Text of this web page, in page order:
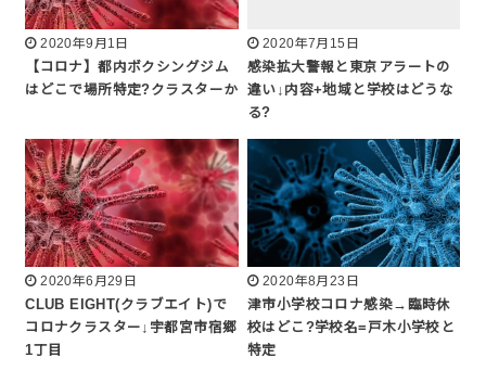
2020年9月1日
【コロナ】都内ボクシングジム
はどこで場所特定?クラスターか
2020年7月15日
感染拡大警報と東京アラートの
違い↓内容+地域と学校はどうな
る?
2020年6月29日
CLUB EIGHT(クラブエイト)で
コロナクラスター↓宇都宮市宿郷
1丁目
2020年8月23日
津市小学校コロナ感染→臨時休
校はどこ?学校名=戸木小学校と
特定